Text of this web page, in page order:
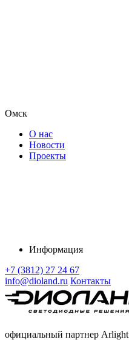
Омск
О нас
Новости
Проекты
Информация
+7 (3812) 27 24 67
info@dioland.ru Контакты
официальный партнер Arlight